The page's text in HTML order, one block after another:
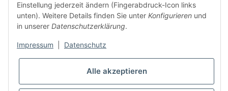
Einstellung jederzeit ändern (Fingerabdruck-Icon links
unten). Weitere Details finden Sie unter Konfigurieren und
in unserer Datenschutzerklärung.
Impressum Datenschutz
Alle akzeptieren